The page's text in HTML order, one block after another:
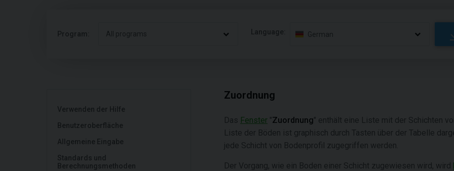
Program: All programs Language: German
Verwenden der Hilfe
Benutzeroberfläche
Allgemeine Eingabe
Standards und
Berechnungsmethoden
Zuordnung
Das Fenster "Zuordnung" enthält eine Liste mit der Schichten
Liste der Böden ist graphisch durch Tasten über der Tabelle
jede Schicht von Bodenprofil zugegriffen werden.
Der Vorgang, wie ein Boden einer Schicht zugewiesen wird, wird